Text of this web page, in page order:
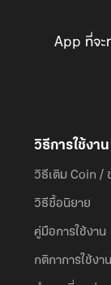
App ที่จะ
วิธีการใช้งาน
วิธีเติม Coin /
วิธีซื้อนิยาย
คู่มือการใช้งาน
กติกาการใช้งาน